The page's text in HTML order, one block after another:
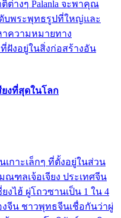
างๆ Palanla จะพาคุณ
บพระพุทธรูปที่ใหญ่และ
ความหมายทาง
ฝังอยู่ในสิ่งก่อสร้างอัน
งที่สุดในโลก
เกาะเล็กๆ ที่ตั้งอยู่ในส่วน
ฑลเจ้อเจียง ประเทศจีน
งไฮ้ ผู่โถวซานเป็น 1 ใน 4
จีน ชาวพุทธจีนเชื่อกันว่าผู่